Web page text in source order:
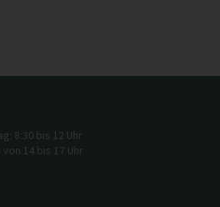
8:30 bis 12 Uhr
14 bis 17 Uhr